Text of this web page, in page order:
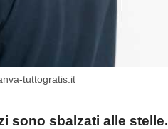
tuttogratis.it
sono sbalzati alle stelle.